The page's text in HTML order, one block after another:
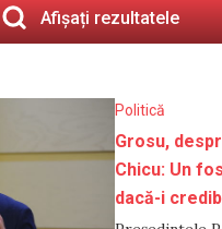
Afișați rezultatele
Politică
Grosu,
Chicu: Un
dacă-i